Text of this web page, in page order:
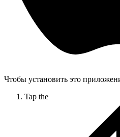
Чтобы установить это
Tap the